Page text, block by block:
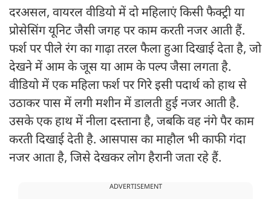
दरअसल, वायरल वीडियो में दो महिलाएं किसी फैक्ट्री या
प्रोसेसिंग यूनिट जैसी जगह पर काम करती नजर आती हैं.
फर्श पर पीले रंग का गाढ़ा तरल फैला हुआ दिखाई देता है, जो
देखने में आम के जूस या आम के पल्प जैसा लगता है.
वीडियो में एक महिला फर्श पर गिरे इसी पदार्थ को हाथ से
उठाकर पास में लगी मशीन में डालती हुई नजर आती है.
उसके एक हाथ में नीला दस्ताना है, जबकि वह नंगे पैर काम
करती दिखाई देती है. आसपास का माहौल भी काफी गंदा
नजर आता है, जिसे देखकर लोग हैरानी जता रहे हैं.
ADVERTISEMENT